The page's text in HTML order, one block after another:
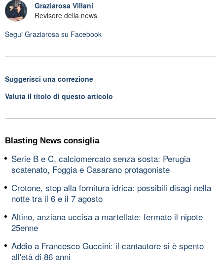
Graziarosa Villani
Revisore della news
Segui Graziarosa su Facebook
Suggerisci una correzione
Valuta il titolo di questo articolo
Blasting News consiglia
Serie B e C, calciomercato senza sosta: Perugia
scatenato, Foggia e Casarano protagoniste
Crotone, stop alla fornitura idrica: possibili disagi nella
notte tra il 6 e il 7 agosto
Altino, anziana uccisa a martellate: fermato il nipote
25enne
Addio a Francesco Guccini: il cantautore si è spento
all'età di 86 anni